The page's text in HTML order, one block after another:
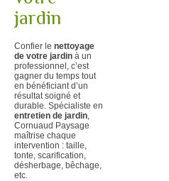
jardin
Confier le nettoyage
de votre jardin à un
professionnel, c’est
gagner du temps tout
en bénéficiant d’un
résultat soigné et
durable. Spécialiste en
entretien de jardin
Cornuaud Paysage
maîtrise chaque
intervention : taille,
tonte, scarification,
désherbage, bêchage,
etc.